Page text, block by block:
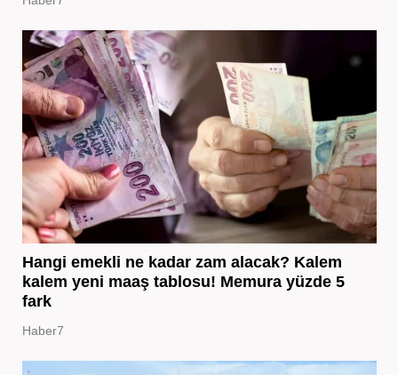
Hangi emekli ne kadar zam alacak? Kalem
kalem yeni maaş tablosu! Memura yüzde 5
fark
Haber7